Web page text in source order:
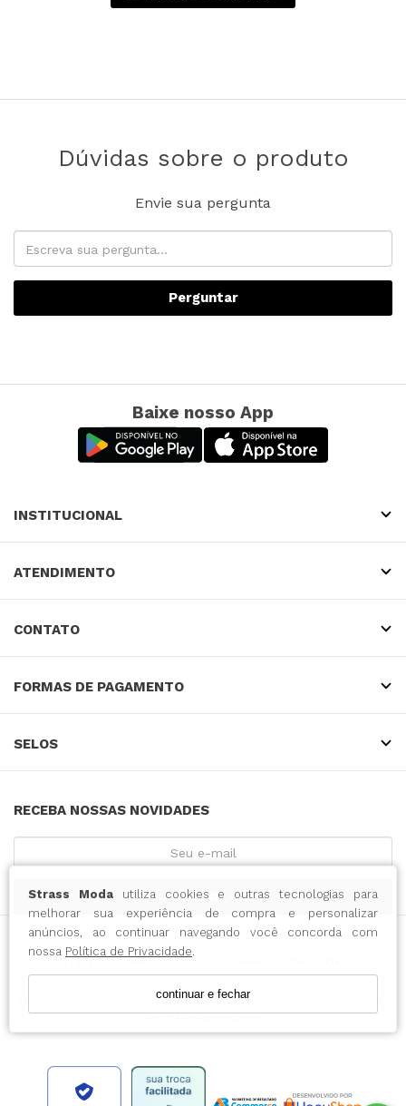
Strass Modautiliza cookies e outras tecnologias para
melhorar sua experiência de compra e personalizar
anúncios, ao continuar navegando você concorda com
nossa Política de Privacidade.
continuar e fechar
Dúvidas sobre o produto
Envie sua pergunta
Perguntar
Baixe nosso App
INSTITUCIONAL
ATENDIMENTO
CONTATO
FORMAS DE PAGAMENTO
SELOS
RECEBA NOSSAS NOVIDADES
CADASTRE-SE
INTENSE COMERCIO DO VESTUARIO LTDA / CNPJ:
Endereço: RUA 15 DE NOVEMBRO, 788 - CENTRO - BLUMENAU -